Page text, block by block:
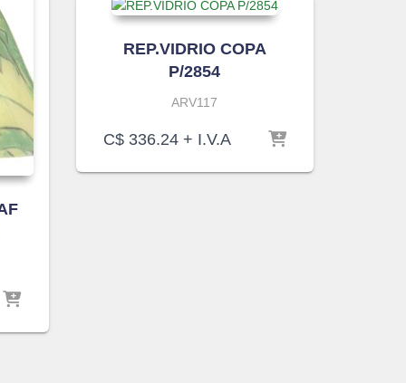
REP.VIDRIO COPA
P/2854
ARV117
C$336.24+ I.V.A